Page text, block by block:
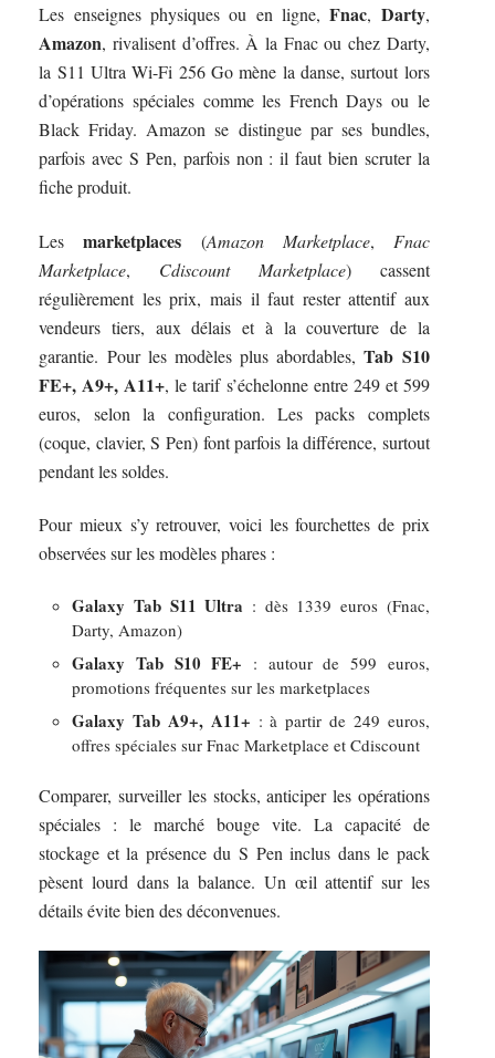
Les enseignes physiques ou en ligne,Fnac, Darty,
Amazon, rivalisent d’offres. À la Fnac ou chez Darty,
la S11 Ultra Wi-Fi 256 Go mène la danse, surtout lors
d’opérations spéciales comme les French Days ou le
Black Friday. Amazon se distingue par ses bundles,
parfois avec S Pen, parfois non : il faut bien scruter la
fiche produit.
Lesmarketplaces (Amazon Marketplace, Fnac
Marketplace, Cdiscount Marketplace) cassent
régulièrement les prix, mais il faut rester attentif aux
vendeurs tiers, aux délais et à la couverture de la
garantie. Pour les modèles plus abordables,Tab S10
FE+, A9+, A11+, le tarif s’échelonne entre 249 et 599
euros, selon la configuration. Les packs complets
(coque, clavier, S Pen) font parfois la différence, surtout
pendant les soldes.
Pour mieux s’y retrouver, voici les fourchettes de prix
observées sur les modèles phares :
Galaxy Tab S11 Ultra : dès 1339 euros (Fnac,
Darty, Amazon)
Galaxy Tab S10 FE+ : autour de 599 euros,
promotions fréquentes sur les marketplaces
Galaxy Tab A9+, A11+ : à partir de 249 euros,
offres spéciales sur Fnac Marketplace et Cdiscount
Comparer, surveiller les stocks, anticiper les opérations
spéciales : le marché bouge vite. La capacité de
stockage et la présence du S Pen inclus dans le pack
pèsent lourd dans la balance. Un œil attentif sur les
détails évite bien des déconvenues.